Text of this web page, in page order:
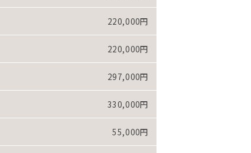
220,000円
220,000円
297,000円
330,000円
55,000円